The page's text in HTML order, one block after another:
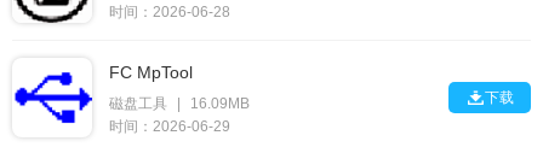
时间：2026-06-28
FC MpTool
磁盘工具
16.09MB
时间：2026-06-29
下载